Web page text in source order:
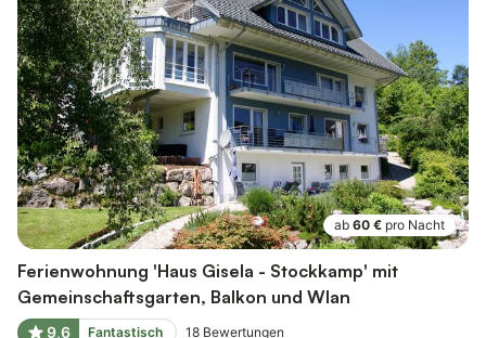
ab 60 € pro Nacht
Ferienwohnung 'Haus Gisela - Stockkamp' mit
Gemeinschaftsgarten, Balkon und Wlan
9,6 Fantastisch 18 Bewertungen